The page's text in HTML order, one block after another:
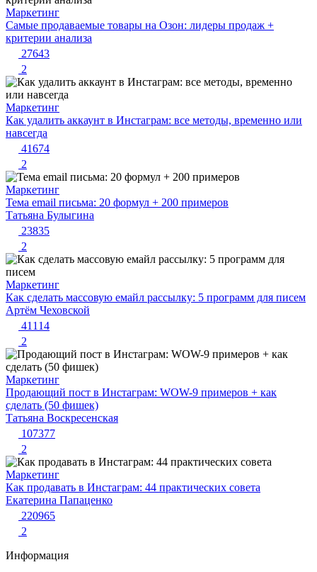
Маркетинг
Самые продаваемые товары на Озон: лидеры продаж +
критерии анализа
27643
2
Маркетинг
Как удалить аккаунт в Инстаграм: все методы, временно или
навсегда
41674
2
Маркетинг
Тема email письма: 20 формул + 200 примеров
Татьяна Булыгина
23835
2
Маркетинг
Как сделать массовую емайл рассылку: 5 программ для писем
Артём Чеховской
41114
2
Маркетинг
Продающий пост в Инстаграм: WOW-9 примеров + как
сделать (50 фишек)
Татьяна Воскресенская
107377
2
Маркетинг
Как продавать в Инстаграм: 44 практических совета
Екатерина Папаценко
220965
2
Информация